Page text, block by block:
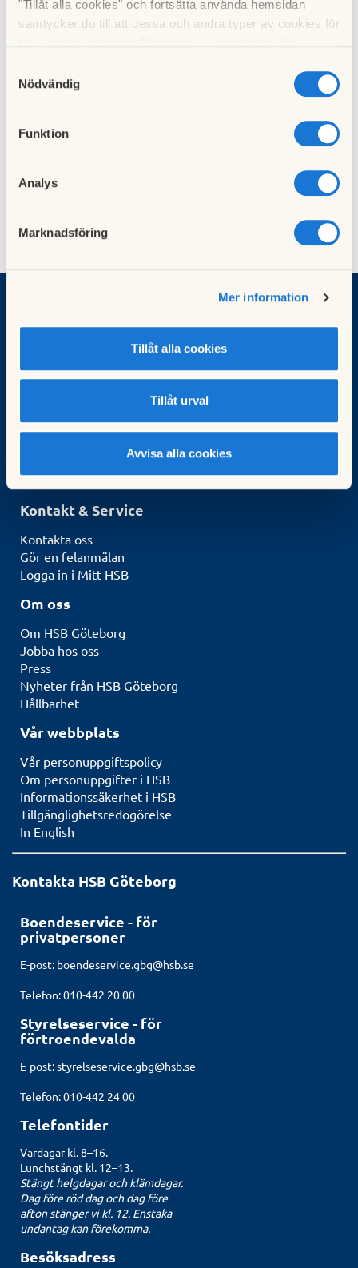
"Tillåt alla cookies" och fortsätta använda hemsidan
samtycker du till att dessa och andra typer av cookies för
cookies och välja att endast tillåta ett urval.
Nödvändig
Funktion
Analys
Marknadsföring
Mer information
Tillåt alla cookies
Tillåt urval
Avvisa alla cookies
Beslut om bidrag fattas av HSB Göteborgs styrelse i juni.
Har du frågor om HSB Göteborgs kulturfond är du
Henrik Wolfbrandt
E-post:henrik.wolfbrandt@hsb.se
Börja bospara
Köp fastighetsförvaltning
Kurser för styrelseledamöter
Kontakt & Service
Kontakta oss
Gör en felanmälan
Logga in i Mitt HSB
Om oss
Om HSB Göteborg
Jobba hos oss
Press
Nyheter från HSB Göteborg
Hållbarhet
Vår webbplats
Vår personuppgiftspolicy
Om personuppgifter i HSB
Informationssäkerhet i HSB
Tillgänglighetsredogörelse
In English
Kontakta HSB Göteborg
Boendeservice - för
privatpersoner
E-post: boendeservice.gbg@hsb.se
Telefon: 010-442 20 00
Styrelseservice - för
förtroendevalda
E-post:styrelseservice.gbg@hsb.se
Telefon: 010-442 24 00
Telefontider
Vardagar kl. 8–16.
Lunchstängt kl. 12–13.
Stängt helgdagar och klämdagar.
Dag före röd dag och dag före
afton stänger vi kl. 12. Enstaka
undantag kan förekomma.
Besöksadress